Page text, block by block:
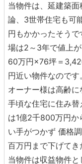
当物件は、延建築
論、3世帯住宅も可
円もかかったそう
場は2～3年で値上
60万円×76坪＝
円近い物件なのです。
オーナー様は高齢に
手頃な住宅に住み
は1億2千800万円か
い手がつかず 価格
百万円まで下げてき
当物件は収益物件